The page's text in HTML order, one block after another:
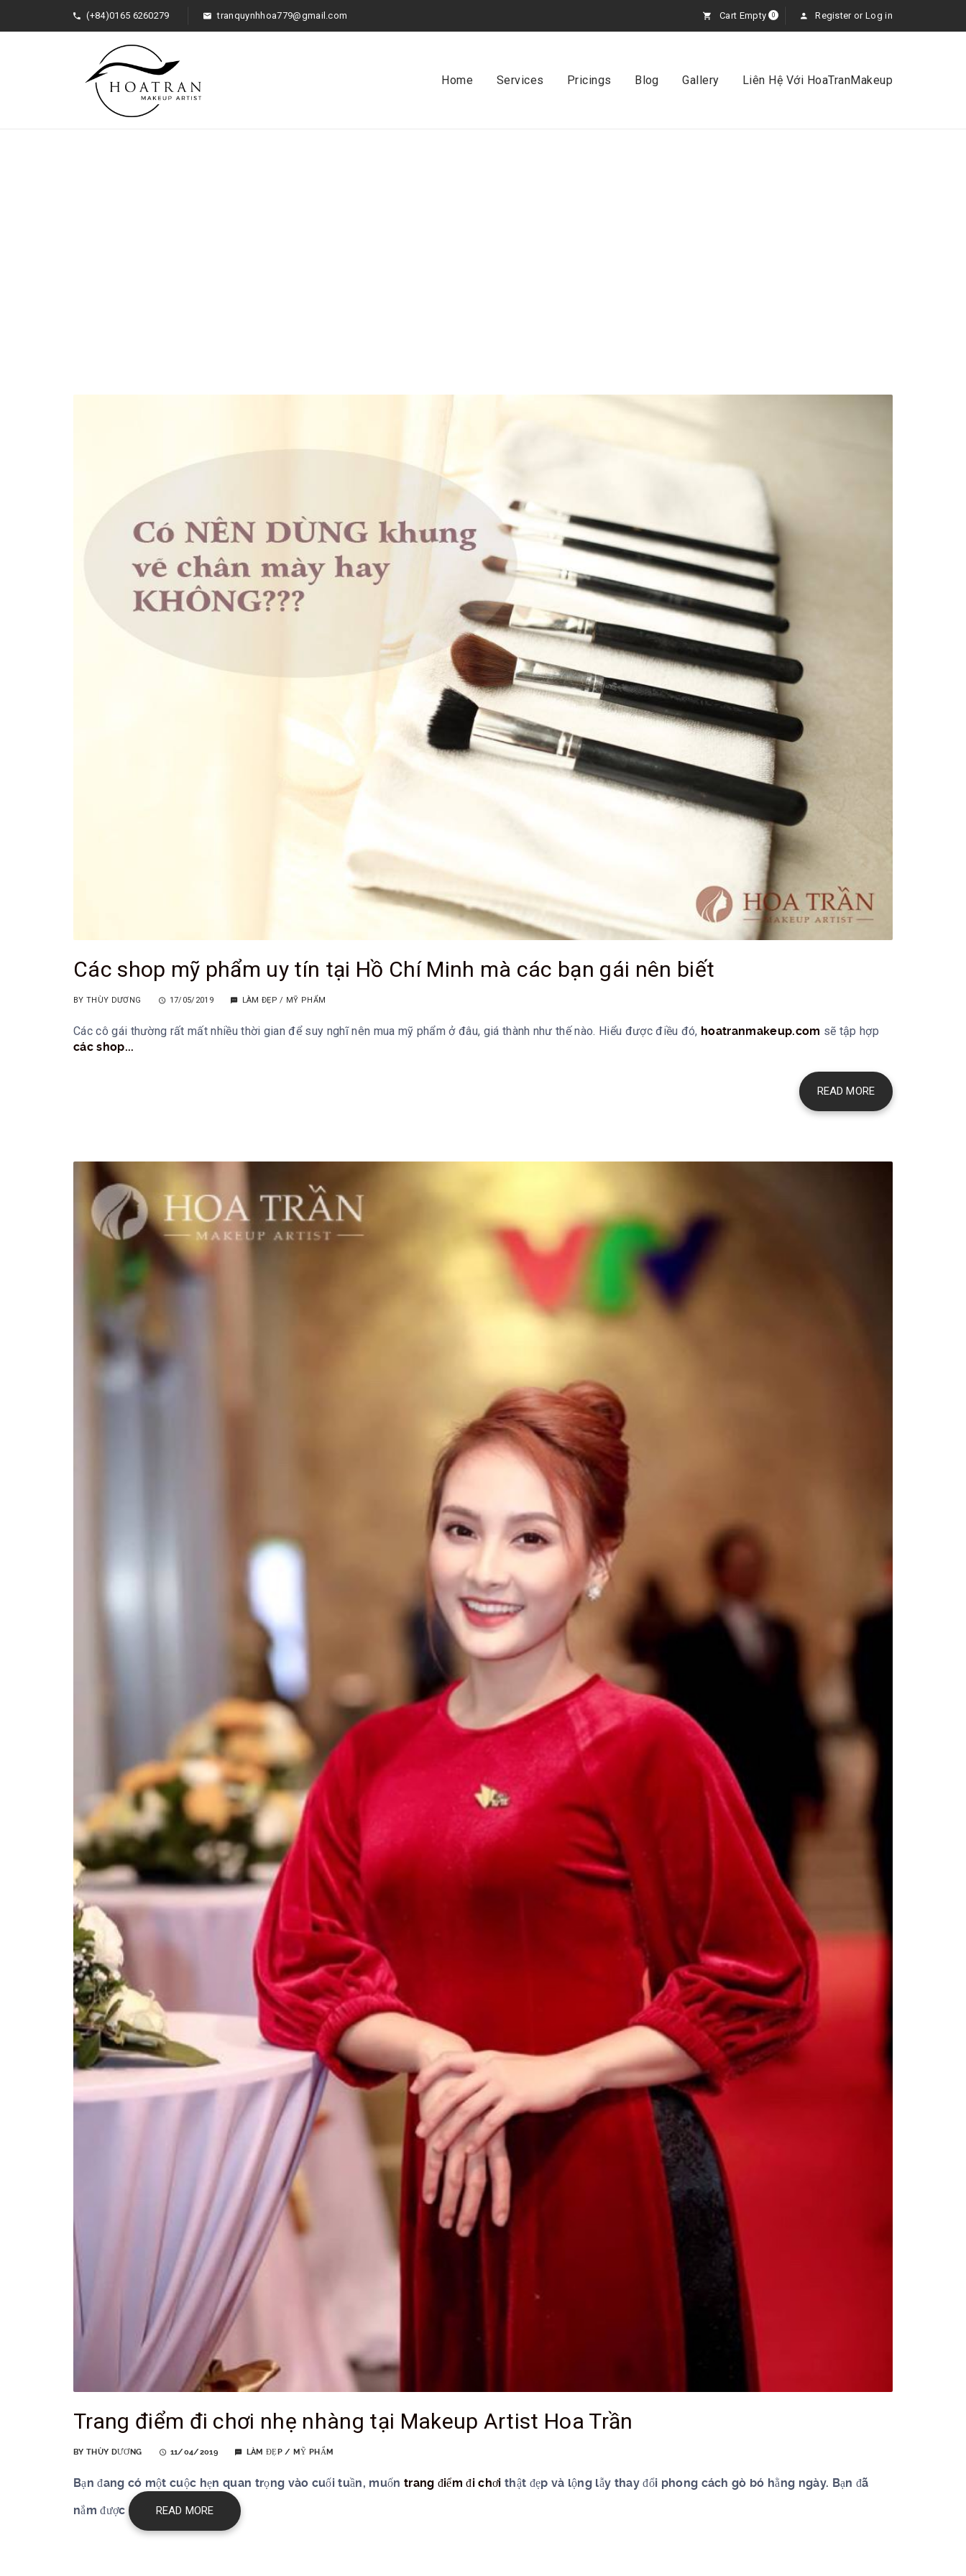
(+84)0165 6260279 tranquynhhoa779@gmail.com Cart Empty 0 Register or Log in
Home Services Pricings Blog Gallery Liên Hệ Với HoaTranMakeup
Các shop mỹ phẩm uy tín tại Hồ Chí Minh mà các bạn gái nên biết
BY THÙY DƯƠNG 17/05/2019 LÀM ĐẸP / MỸ PHẨM
Các cô gái thường rất mất nhiều thời gian để suy nghĩ nên mua mỹ phẩm ở đâu, giá thành như thế nào. Hiểu được điều đó, hoatranmakeup.com sẽ tập hợp
các shop...
READ MORE
Trang điểm đi chơi nhẹ nhàng tại Makeup Artist Hoa Trần
BY THÙY DƯƠNG 11/04/2019 LÀM ĐẸP/ MỸ PHẨM
Bạn đang có một cuộc hẹn quan trọng vào cuối tuần, muốn trang điểm đi chơi thật đẹp và lộng lẫy thay đổi phong cách gò bó hằng ngày. Bạn đã
nắm được
READ MORE